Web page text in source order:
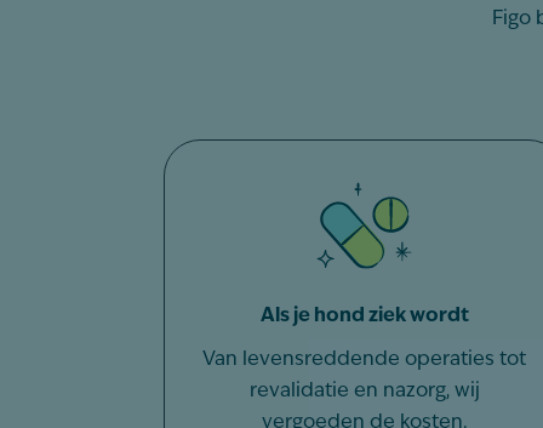
Figo
Als je hond ziek wordt
Van levensreddende operaties tot
revalidatie en nazorg, wij
vergoeden de kosten.